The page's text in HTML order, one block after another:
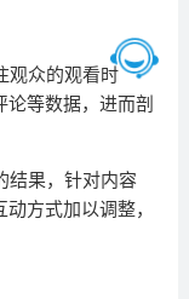
观众的观看时
等数据，进而剖
结果，针对内容
方式加以调整，